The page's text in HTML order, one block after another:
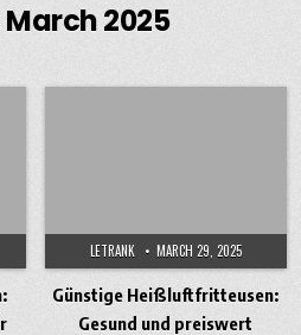
March 2025
LETRANK MARCH 29, 2025
Günstige Heißluftfritteusen:
Gesund und preiswert